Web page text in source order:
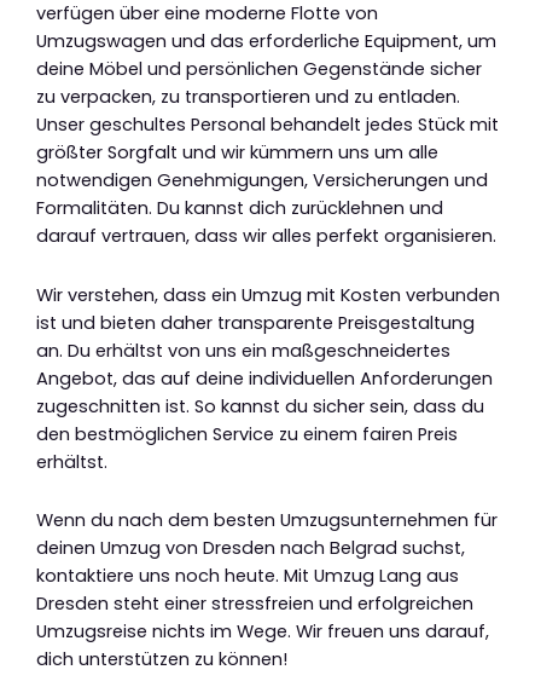
verfügen über eine moderne Flotte von
Umzugswagen und das erforderliche Equipment, um
deine Möbel und persönlichen Gegenstände sicher
zu verpacken, zu transportieren und zu entladen.
Unser geschultes Personal behandelt jedes Stück mit
größter Sorgfalt und wir kümmern uns um alle
notwendigen Genehmigungen, Versicherungen und
Formalitäten. Du kannst dich zurücklehnen und
darauf vertrauen, dass wir alles perfekt organisieren.
Wir verstehen, dass ein Umzug mit Kosten verbunden
ist und bieten daher transparente Preisgestaltung
an. Du erhältst von uns ein maßgeschneidertes
Angebot, das auf deine individuellen Anforderungen
zugeschnitten ist. So kannst du sicher sein, dass du
den bestmöglichen Service zu einem fairen Preis
erhältst.
Wenn du nach dem besten Umzugsunternehmen für
deinen Umzug von Dresden nach Belgrad suchst,
kontaktiere uns noch heute. Mit Umzug Lang aus
Dresden steht einer stressfreien und erfolgreichen
Umzugsreise nichts im Wege. Wir freuen uns darauf,
dich unterstützen zu können!